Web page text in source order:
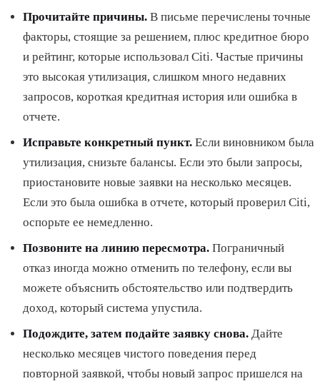
Прочитайте причины. В письме перечислены точные
факторы, стоящие за решением, плюс кредитное бюро
и рейтинг, которые использовал Citi. Частые причины
это высокая утилизация, слишком много недавних
запросов, короткая кредитная история или ошибка в
отчете.
Исправьте конкретный пункт. Если виновником была
утилизация, снизьте балансы. Если это были запросы,
приостановите новые заявки на несколько месяцев.
Если это была ошибка в отчете, который проверил Citi,
оспорьте ее немедленно.
Позвоните на линию пересмотра. Пограничный
отказ иногда можно отменить по телефону, если вы
можете объяснить обстоятельство или подтвердить
доход, который система упустила.
Подождите, затем подайте заявку снова. Дайте
несколько месяцев чистого поведения перед
повторной заявкой, чтобы новый запрос пришелся на